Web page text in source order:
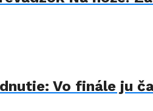
Vo finále ju